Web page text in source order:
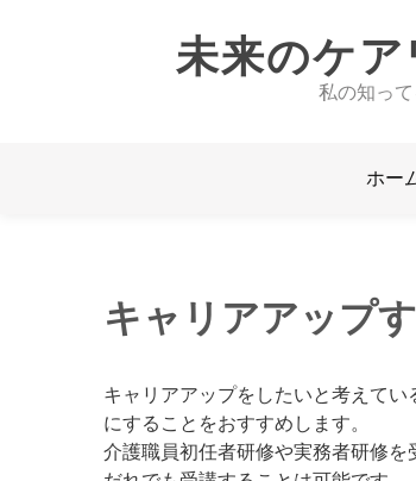
未来のケ
私の知っ
ホー
キャリアアップ
キャリアアップをしたいと考えて
にすることをおすすめします。
介護職員初任者研修や実務者研修